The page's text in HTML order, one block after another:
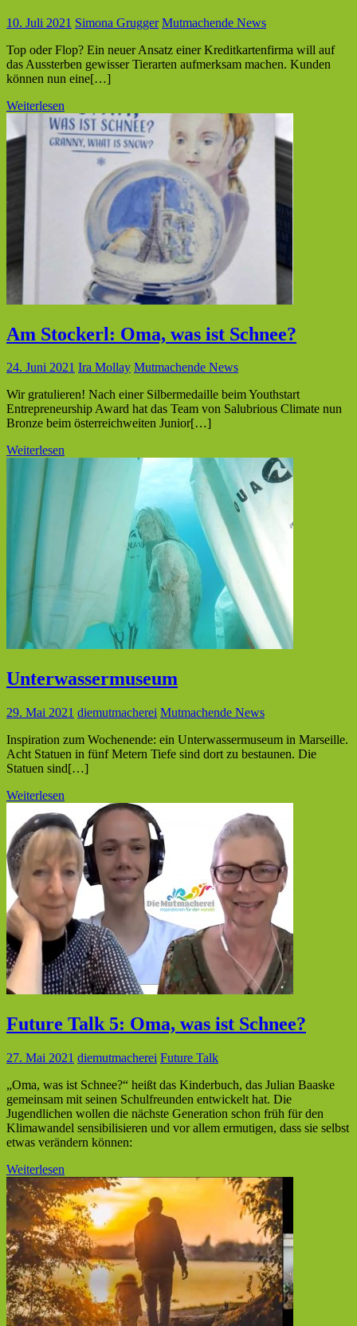
10. Juli 2021 Simona Grugger Mutmachende News
Top oder Flop? Ein neuer Ansatz einer Kreditkartenfirma will auf
das Aussterben gewisser Tierarten aufmerksam machen. Kunden
können nun eine[…]
Weiterlesen
Am Stockerl: Oma, was ist Schnee?
24. Juni 2021 Ira Mollay Mutmachende News
Wir gratulieren! Nach einer Silbermedaille beim Youthstart
Entrepreneurship Award hat das Team von Salubrious Climate nun
Bronze beim österreichweiten Junior[…]
Weiterlesen
Unterwassermuseum
29. Mai 2021 diemutmacherei Mutmachende News
Inspiration zum Wochenende: ein Unterwassermuseum in Marseille.
Acht Statuen in fünf Metern Tiefe sind dort zu bestaunen. Die
Statuen sind[…]
Weiterlesen
Future Talk 5: Oma, was ist Schnee?
27. Mai 2021 diemutmacherei Future Talk
„Oma, was ist Schnee?“ heißt das Kinderbuch, das Julian Baaske
gemeinsam mit seinen Schulfreunden entwickelt hat. Die
Jugendlichen wollen die nächste Generation schon früh für den
Klimawandel sensibilisieren und vor allem ermutigen, dass sie selbst
etwas verändern können:
Weiterlesen